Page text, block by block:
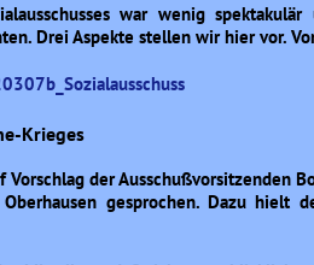
war wenig
Drei Aspekte stellen wir hier vor.
Krieges
der Ausschußvorsitzenden
gesprochen. Dazu hielt